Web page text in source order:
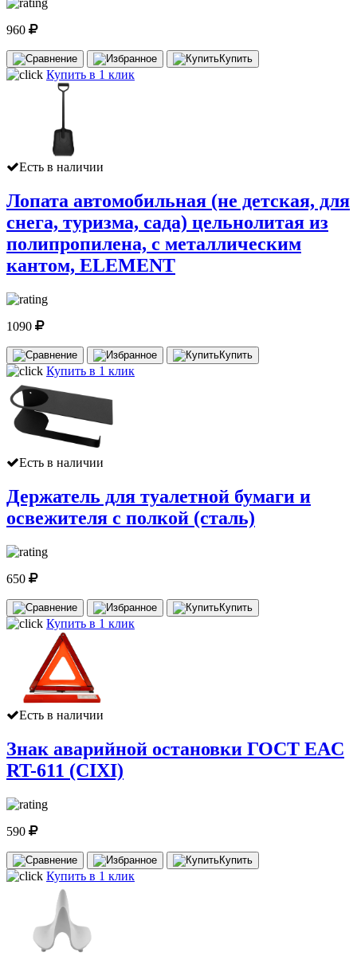
960
Купить
Купить в 1 клик
Есть в наличии
Лопата автомобильная (не детская, для
снега, туризма, сада) цельнолитая из
полипропилена, с металлическим
кантом, ELEMENT
1090
Купить
Купить в 1 клик
Есть в наличии
Держатель для туалетной бумаги и
освежителя с полкой (сталь)
650
Купить
Купить в 1 клик
Есть в наличии
Знак аварийной остановки ГОСТ EAC
RT-611 (CIXI)
590
Купить
Купить в 1 клик